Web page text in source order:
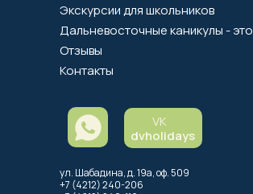
ул. Шабадина, д. 19а, оф. 509
+7 (4212) 240-206
VK
dvholidays
Экскурсии для школьников
Контакты
Отзывы
Дальневосточные каникулы - это